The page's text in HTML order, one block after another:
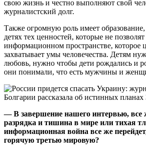
свою жизнь и честно выполняют свой
журналистский долг.
Также огромную роль имеет
детях тех ценностей, которые не
информационном пространстве, которое
захватывает умы человечества. Детям
любовь, нужно чтобы дети рождались и
они понимали, что есть мужчины и
— В завершение нашего интервью, все
разрядка и тишина в мире или тихая
информационная война все же
горячую третью мировую?